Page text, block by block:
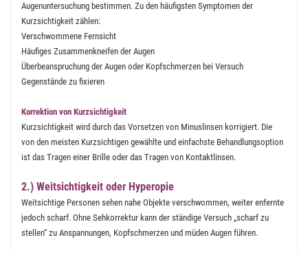
Augenuntersuchung bestimmen. Zu den häufigsten Symptomen der
Kurzsichtigkeit zählen:
Verschwommene Fernsicht
Häufiges Zusammenkneifen der Augen
Überbeanspruchung der Augen oder Kopfschmerzen bei Versuch
Gegenstände zu fixieren
Korrektion von Kurzsichtigkeit
Kurzsichtigkeit wird durch das Vorsetzen von Minuslinsen korrigiert. Die
von den meisten Kurzsichtigen gewählte und einfachste Behandlungsoption
ist das Tragen einer Brille oder das Tragen von Kontaktlinsen.
2.) Weitsichtigkeit oder Hyperopie
Weitsichtige Personen sehen nahe Objekte verschwommen, weiter enfernte
jedoch scharf. Ohne Sehkorrektur kann der ständige Versuch „scharf zu
stellen“ zu Anspannungen, Kopfschmerzen und müden Augen führen.